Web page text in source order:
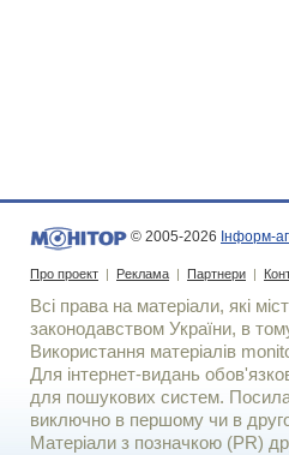
© 2005-2026 Інформ-
Про проект | Реклама | Партнери |
Всі права на матеріали, які
законодавством України, в
Використання матерiалiв
Для iнтернет-видань
для пошукових систем.
виключно в першому чи в
Матеріали з позначкою (PR)